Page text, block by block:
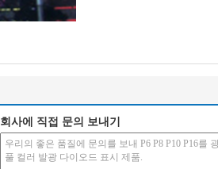
회사에 직접 문의 보내기